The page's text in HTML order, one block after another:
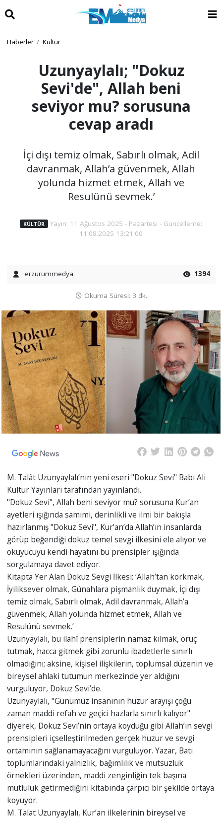
Haberler Kültür
Uzunyaylalı; "Dokuz
Sevi'de", Allah beni
seviyor mu? sorusuna
cevap aradı
İçi dışı temiz olmak, Sabırlı olmak, Adil
davranmak, Allah’a güvenmek, Allah
yolunda hizmet etmek, Allah ve
Resulünü sevmek.’
KÜLTÜR Yayın: 11 Ağustos 2025 - Pazartesi - Güncelleme:
11.08.2025 13:21:00
erzurummedya 1394
Okuma Süresi: 3 dk.
M. Talât Uzunyaylalı’nın yeni eseri "Dokuz Sevi" Babı Ali
Kültür Yayınları tarafından yayınlandı.
"Dokuz Sevi", Allah beni seviyor mu? sorusuna Kur’an
ayetleri ışığında samimi, derinlikli ve ilmi bir bakışla
hazırlanmış "Dokuz Sevi", Kur’an’da Allah’ın insanlarda
görüp beğendiği dokuz temel sevgi ilkesini ele alıyor ve
okuyucuyu kendi hayatını bu prensipler ışığında
sorgulamaya davet ediyor.
Kitapta Yer Alan Dokuz Sevgi İlkesi: ‘Allah’tan korkmak,
İyiliksever olmak, Günahlara pişmanlık duymak, İçi dışı
temiz olmak, Sabırlı olmak, Adil davranmak, Allah’a
güvenmek, Allah yolunda hizmet etmek, Allah ve
Resulünü sevmek.’
Uzunyaylalı, bu ilahî prensiplerin namaz kılmak, oruç
tutmak, hacca gitmek gibi zorunlu ibadetlerle sınırlı
olmadığını; aksine, kişisel ilişkilerin, toplumsal düzenin ve
bireysel ahlaki tutumun merkezinde yer aldığını
vurguluyor, Dokuz Sevi’de.
Uzunyaylalı, "Günümüz insanının huzur arayışı çoğu
zaman maddi refah ve geçici hazlarla sınırlı kalıyor"
diyerek, Dokuz Sevi’nin ortaya koyduğu gibi Allah’ın sevgi
prensipleri içselleştirilmeden gerçek huzur ve sevgi
ortamının sağlanamayacağını vurguluyor. Yazar, Batı
toplumlarındaki yalnızlık, bağımlılık ve mutsuzluk
örnekleri üzerinden, maddi zenginliğin tek başına
mutluluk getirmediğini kitabında çarpıcı bir şekilde ortaya
koyuyor.
M. Talat Uzunyaylalı, Kur’an ilkelerinin bireysel ve